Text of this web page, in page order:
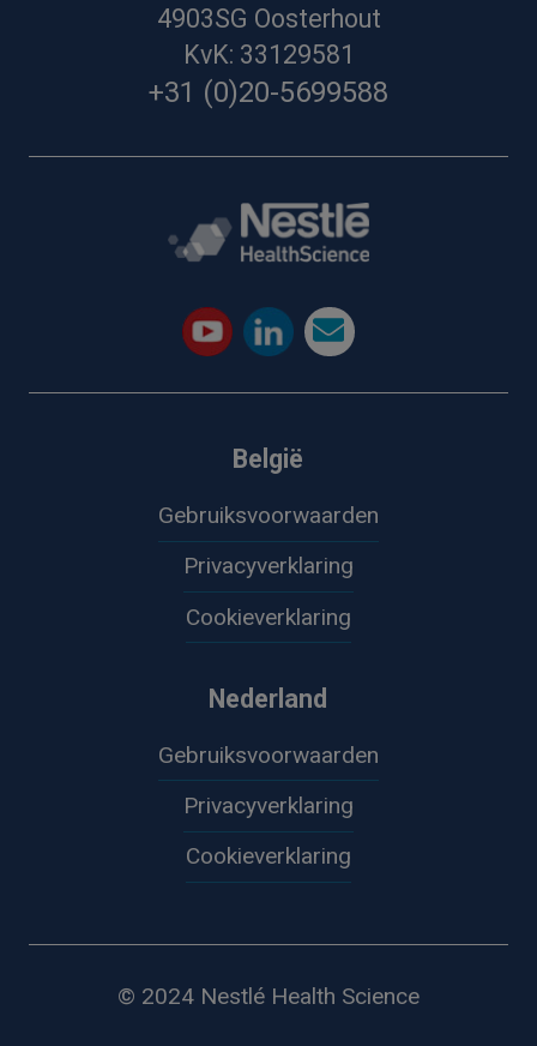
4903SG Oosterhout
KvK: 33129581
+31 (0)20-5699588
België
Gebruiksvoorwaarden
Privacyverklaring
Cookieverklaring
Nederland
Gebruiksvoorwaarden
Privacyverklaring
Cookieverklaring
© 2024 Nestlé Health Science